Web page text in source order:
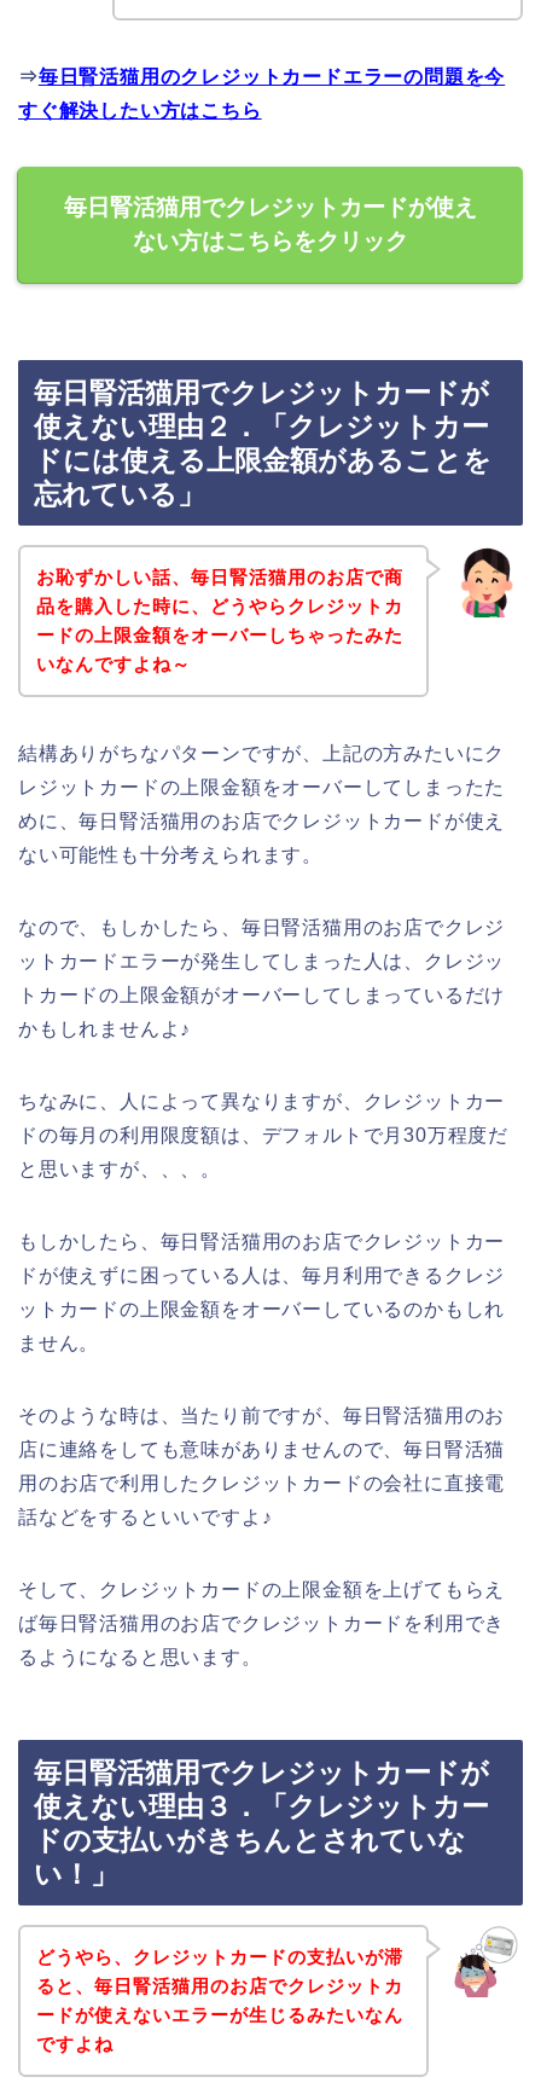
⇒毎日腎活猫用のクレジットカードエラーの問題を今
すぐ解決したい方はこちら
毎日腎活猫用でクレジットカードが使え
ない方はこちらをクリック
毎日腎活猫用でクレジットカードが
使えない理由２．「クレジットカー
ドには使える上限金額があることを
忘れている」
お恥ずかしい話、毎日腎活猫用のお店で商
品を購入した時に、どうやらクレジットカ
ードの上限金額をオーバーしちゃったみた
いなんですよね～
結構ありがちなパターンですが、上記の方みたいにク
レジットカードの上限金額をオーバーしてしまったた
めに、毎日腎活猫用のお店でクレジットカードが使え
ない可能性も十分考えられます。
なので、もしかしたら、毎日腎活猫用のお店でクレジ
ットカードエラーが発生してしまった人は、クレジッ
トカードの上限金額がオーバーしてしまっているだけ
かもしれませんよ♪
ちなみに、人によって異なりますが、クレジットカー
ドの毎月の利用限度額は、デフォルトで月30万程度だ
と思いますが、、、。
もしかしたら、毎日腎活猫用のお店でクレジットカー
ドが使えずに困っている人は、毎月利用できるクレジ
ットカードの上限金額をオーバーしているのかもしれ
ません。
そのような時は、当たり前ですが、毎日腎活猫用のお
店に連絡をしても意味がありませんので、毎日腎活猫
用のお店で利用したクレジットカードの会社に直接電
話などをするといいですよ♪
そして、クレジットカードの上限金額を上げてもらえ
ば毎日腎活猫用のお店でクレジットカードを利用でき
るようになると思います。
毎日腎活猫用でクレジットカードが
使えない理由３．「クレジットカー
ドの支払いがきちんとされていな
い！」
どうやら、クレジットカードの支払いが滞
ると、毎日腎活猫用のお店でクレジットカ
ードが使えないエラーが生じるみたいなん
ですよね